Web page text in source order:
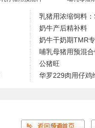
乳猪用浓缩饲料
奶牛产后精补料
奶牛干奶期TMR
哺乳母猪用预混
公猪旺
华罗229肉用仔鸡